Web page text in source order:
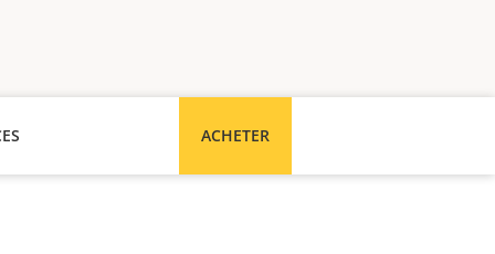
ACHETER